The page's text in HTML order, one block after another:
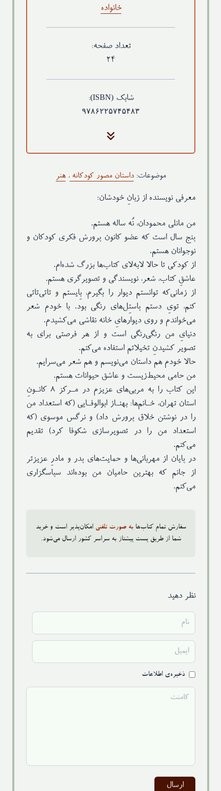
خانواده
تعداد صفحه:
۲۴
شابک(ISBN)
:
۹۷۸۶۲۲۵۷۴۵۴۸۳
قطع
رحلی - وزن ۱۱۰گرم
نوبت چاپ
چاپ اول: زمستان ۱۴۰۱
طراح
گرافیک
داریوش جعفری
موضوعات:داستان مصور کودکانه، هنر
معرفی نویسنده از زبانِ خودشان؛
من مانلی محمودان، نُه ساله هستم.
پنج سال است که عضو کانون پرورش فکری کودکان و
نوجوانان هستم.
از کودکی تا حالا لابه‌لای کتاب‌ها بزرگ شده‌ام.
عاشقِ کتاب، شعر، نویسندگی و تصویرگری‌ هستم.
از زمانی‌که توانستم دیوار را بگیرم، بِایستم و تاتی‌تاتی
کنم، تویِ دستم پاستِل‌های رنگی بود. با خودم شعر
می‌خواندم و روی دیوارهایِ خانه نقاشی می‌کشیدم.
دنیایِ من رنگی‌رنگی است و از هر فرصتی برای به
تصویر کشیدنِ تخیلاتم استفاده می‌کنم.
حالا خودم هم داستان می‌نویسم و هم شعر می‌سرایم.
من حامی محیط‌زیست و عاشق حیوانات هستم.
این کتاب را به مربی‌های عزیزم در مـرکز ۸ کانـونِ
استان تهران، خـانم‌ها: بهنـاز ابوالوفـایی (که استعداد من
را در نوشتن خلاق پرورش داد) و نرگس موسوی (که
استعداد من را در تصویرسازی شکوفا کرد) تقدیم
می‌کنم.
در پایان از مهربانی‌ها و حمایت‌های پدر و مادرِ عزیزتر
از جانم که بهترین حامیان من بوده‌اند سپاسگزاری
‌می‌کنم.
سفارش تمام کتاب‌ها به صورت تلفنی امکان‌پذیر است و خرید
شما از طریق پست پیشتاز به سراسر کشور ارسال می‌شود.
نظر دهید
ذخیره‌ی اطلاعات